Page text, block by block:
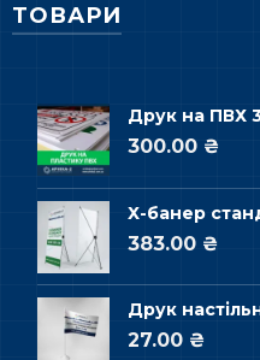
ТОВАРИ
Друк на ПВХ
300.00 ₴
Х-банер
383.00 ₴
Друк
27.00 ₴